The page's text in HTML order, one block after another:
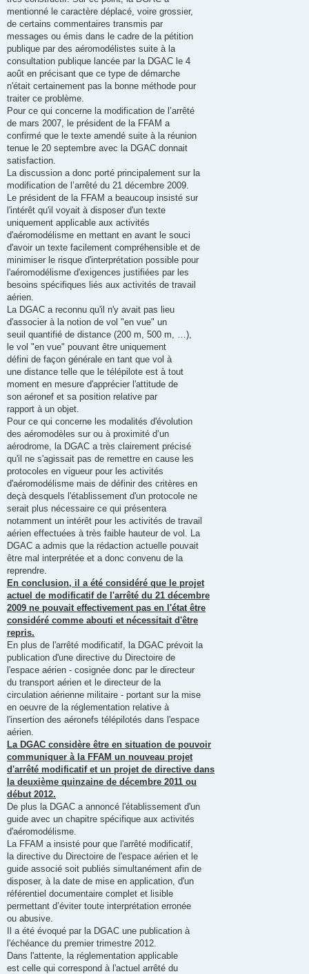
mentionné le caractère déplacé, voire grossier,
de certains commentaires transmis par
messages ou émis dans le cadre de la pétition
publique par des aéromodélistes suite à la
consultation publique lancée par la DGAC le 4
août en précisant que ce type de démarche
n'était certainement pas la bonne méthode pour
traiter ce problème.
Pour ce qui concerne la modification de l’arrêté
de mars 2007, le président de la FFAM a
confirmé que le texte amendé suite à la réunion
tenue le 20 septembre avec la DGAC donnait
satisfaction.
La discussion a donc porté principalement sur la
modification de l’arrêté du 21 décembre 2009.
Le président de la FFAM a beaucoup insisté sur
l'intérêt qu'il voyait à disposer d'un texte
uniquement applicable aux activités
d'aéromodélisme en mettant en avant le souci
d'avoir un texte facilement compréhensible et de
minimiser le risque d'interprétation possible pour
l'aéromodélisme d'exigences justifiées par les
besoins spécifiques liés aux activités de travail
aérien.
La DGAC a reconnu qu'il n'y avait pas lieu
d'associer à la notion de vol "en vue" un
seuil quantifié de distance (200 m, 500 m, …),
le vol "en vue" pouvant être uniquement
défini de façon générale en tant que vol à
une distance telle que le télépilote est à tout
moment en mesure d'apprécier l'attitude de
son aéronef et sa position relative par
rapport à un objet.
Pour ce qui concerne les modalités d'évolution
des aéromodèles sur ou à proximité d’un
aérodrome, la DGAC a très clairement précisé
qu'il ne s'agissait pas de remettre en cause les
protocoles en vigueur pour les activités
d'aéromodélisme mais de définir des critères en
deçà desquels l'établissement d'un protocole ne
serait plus nécessaire ce qui présentera
notamment un intérêt pour les activités de travail
aérien effectuées à très faible hauteur de vol. La
DGAC a admis que la rédaction actuelle pouvait
être mal interprétée et a donc convenu de la
reprendre.
En conclusion, il a été considéré que le projet
actuel de modificatif de l'arrêté du 21 décembre
2009 ne pouvait effectivement pas en l'état être
considéré comme abouti et nécessitait d'être
repris.
En plus de l'arrêté modificatif, la DGAC prévoit la
publication d'une directive du Directoire de
l'espace aérien - cosignée donc par le directeur
du transport aérien et le directeur de la
circulation aérienne militaire - portant sur la mise
en oeuvre de la réglementation relative à
l'insertion des aéronefs télépilotés dans l'espace
aérien.
La DGAC considère être en situation de pouvoir
communiquer à la FFAM un nouveau projet
d'arrêté modificatif et un projet de directive dans
la deuxième quinzaine de décembre 2011 ou
début 2012.
De plus la DGAC a annoncé l'établissement d'un
guide avec un chapitre spécifique aux activités
d'aéromodélisme.
La FFAM a insisté pour que l'arrêté modificatif,
la directive du Directoire de l'espace aérien et le
guide associé soit publiés simultanément afin de
disposer, à la date de mise en application, d'un
référentiel documentaire complet et lisible
permettant d’éviter toute interprétation erronée
ou abusive.
Il a été évoqué par la DGAC une publication à
l'échéance du premier trimestre 2012.
Dans l'attente, la réglementation applicable
est celle qui correspond à l'actuel arrêté du